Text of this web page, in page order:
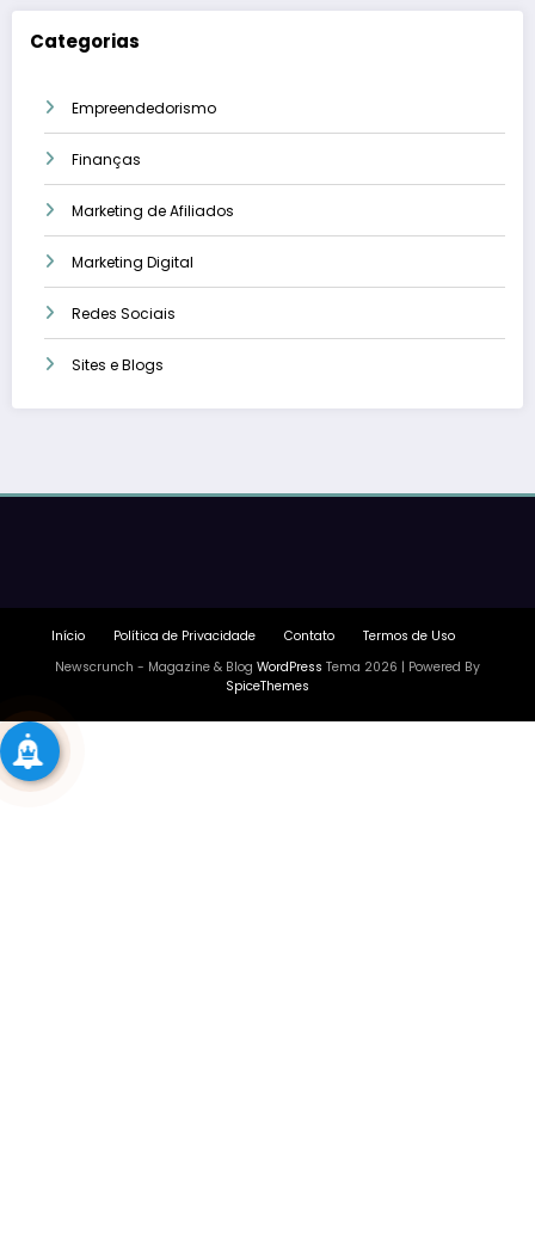
Categorias
Empreendedorismo
Finanças
Marketing de Afiliados
Marketing Digital
Redes Sociais
Sites e Blogs
Início Política de Privacidade Contato
Termos de Uso
Newscrunch - Magazine & Blog WordPress Tema 2026 | Powered By
SpiceThemes